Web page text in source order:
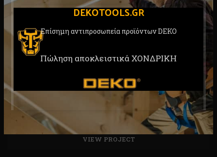
DEKOTOOLS.GR
Επίσημη αντιπροσωπεία προϊόντων DEKO
Πώληση αποκλειστικά ΧΟΝΔΡΙΚΗ
DESIGNER
WEBSITE xtemos.com/wood
VIEW PROJECT